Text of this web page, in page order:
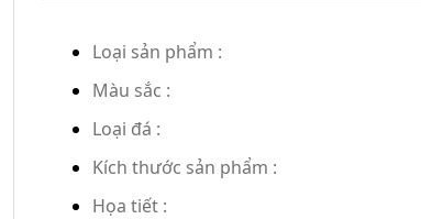
Loại sản phẩm :
Màu sắc :
Loại đá :
Kích thước sản phẩm :
Họa tiết :